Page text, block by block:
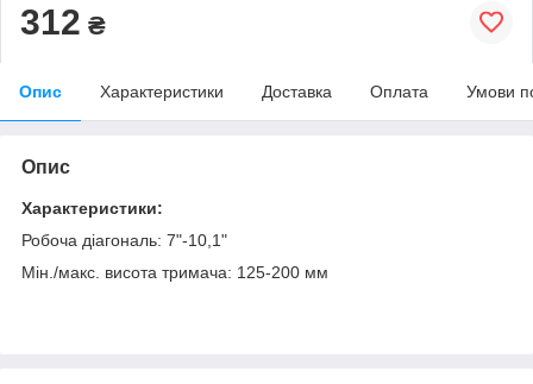
312 ₴
Опис Характеристики Доставка Оплата Умови
Опис
Характеристики:
Робоча діагональ: 7"-10,1"
Мін./макс. висота тримача: 125-200 мм